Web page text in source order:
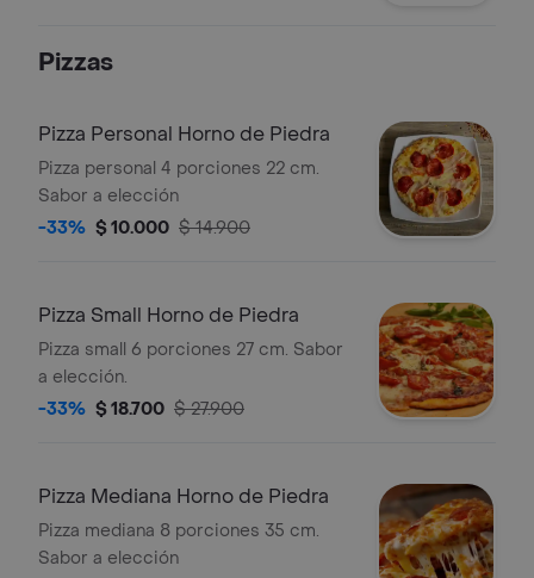
Pizzas
Pizza Personal Horno de Piedra
Pizza personal 4 porciones 22 cm.
Sabor a elección
-33% $ 10.000 $ 14.900
Pizza Small Horno de Piedra
Pizza small 6 porciones 27 cm. Sabor
a elección.
-33% $ 18.700 $ 27.900
Pizza Mediana Horno de Piedra
Pizza mediana 8 porciones 35 cm.
Sabor a elección